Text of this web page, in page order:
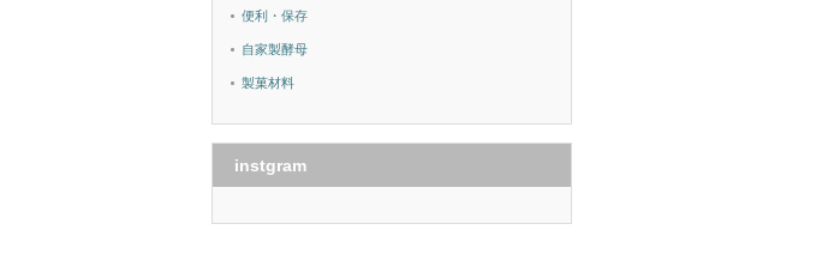
便利・保存
自家製酵母
製菓材料
instgram